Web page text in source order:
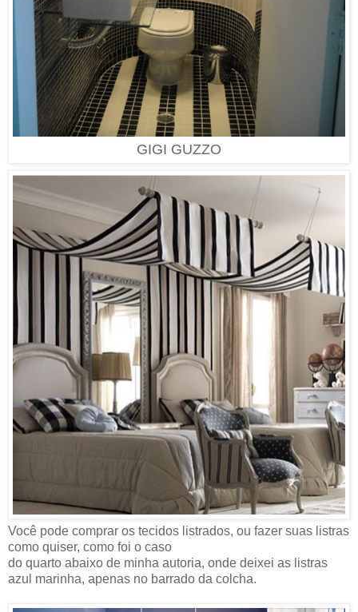
GIGI GUZZO
Você pode comprar os tecidos listrados, ou fazer suas listras
como quiser, como foi o caso
do quarto abaixo de minha autoria, onde deixei as listras
azul marinha, apenas no barrado da colcha.